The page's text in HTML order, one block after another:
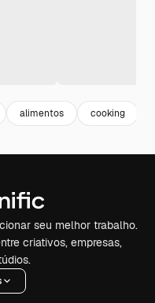
alimentos cooking
seu melhor trabalho.
criativos, empresas,